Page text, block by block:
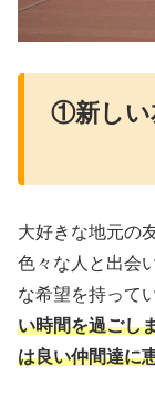
①新しい
大好きな地元の
色々な人と出会
な希望を持って
い時間を過ごし
は良い仲間達に